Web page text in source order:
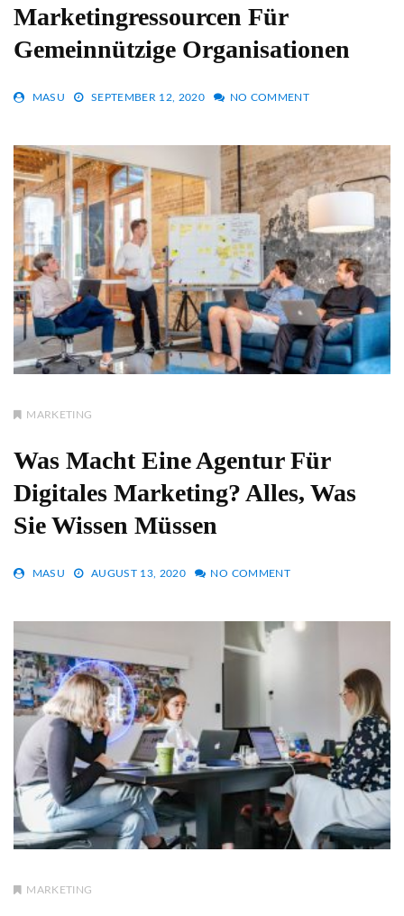
Marketingressourcen Für
Gemeinnützige Organisationen
MASU SEPTEMBER 12, 2020 NO COMMENT
MARKETING
Was Macht Eine Agentur Für
Digitales Marketing? Alles, Was
Sie Wissen Müssen
MASU AUGUST 13, 2020 NO COMMENT
MARKETING